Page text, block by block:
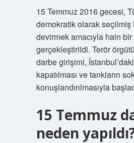
15 Temmuz 2016 gecesi,
demokratik olarak seçilmiş
devirmek amacıyla hain
gerçekleştirildi. Terör
darbe girişimi,
kapatılması ve tankların
konuşlandırılmasıyla
15 Temmuz
neden